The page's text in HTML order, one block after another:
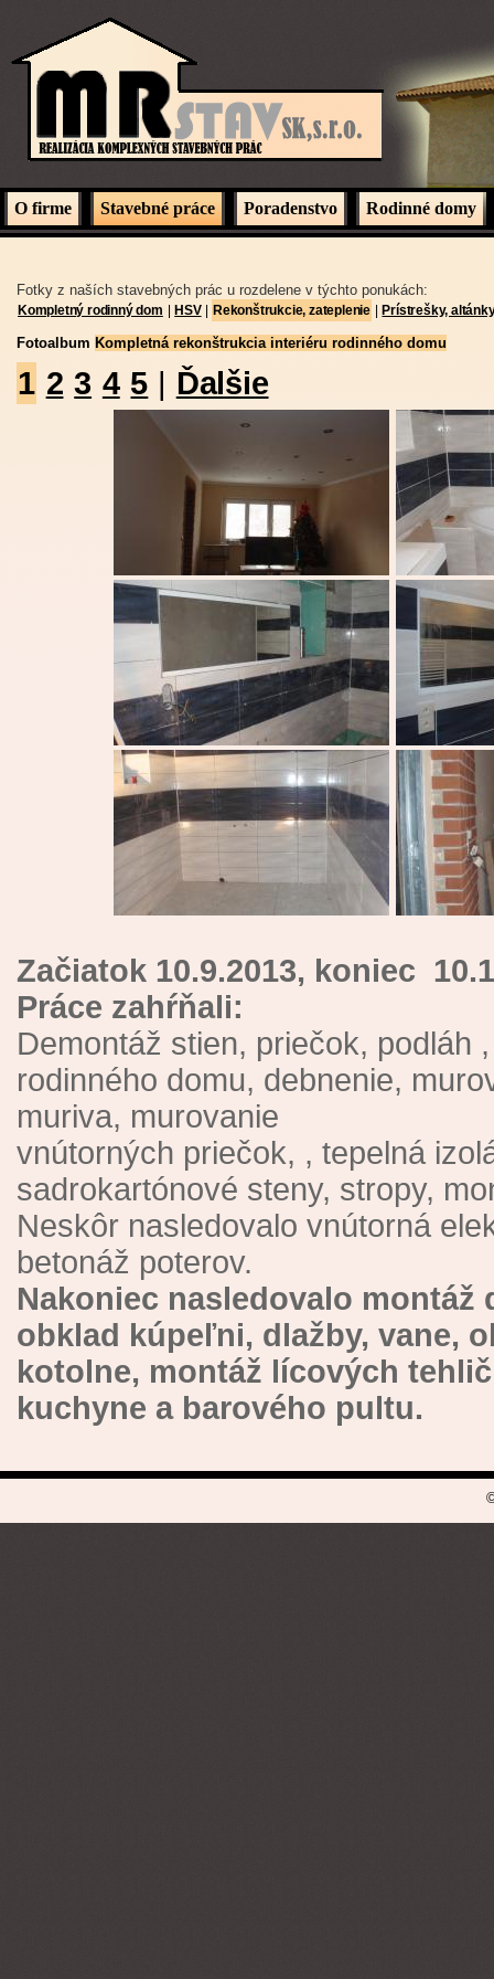
O firme Stavebné práce Poradenstvo Rodinné domy
Fotky z naších stavebných prác u rozdelene v týchto ponukách:
Kompletný rodinný dom HSV Rekonštrukcie, zateplenie Prístrešky,
Fotoalbum Kompletná rekonštrukcia interiéru rodinného domu
1 2 3 4 5 | Ďalšie
Začiatok 10.9.2013, koniec
Práce zahŕňali:
Demontáž stien, priečok, podláh
rodinného domu, debnenie,
muriva, murovanie
vnútorných priečok, , tepelná
sadrokartónové steny, stropy,
Neskôr nasledovalo vnútorná
betonáž poterov.
Nakoniec nasledovalo montáž
obklad kúpeľni, dlažby, vane,
kotolne, montáž lícových
kuchyne a barového pultu.